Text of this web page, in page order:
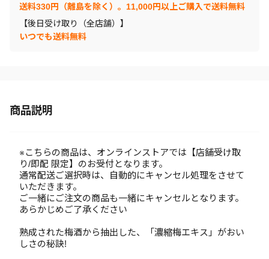
送料330円（離島を除く）。11,000円以上ご購入で送料無料
【後日受け取り（全店舗）】
いつでも送料無料
商品説明
※こちらの商品は、オンラインストアでは【店舗受け取
り/即配 限定】のお受付となります。
通常配送ご選択時は、自動的にキャンセル処理をさせて
いただきます。
ご一緒にご注文の商品も一緒にキャンセルとなります。
あらかじめご了承ください
熟成された梅酒から抽出した、「濃縮梅エキス」がおい
しさの秘訣!